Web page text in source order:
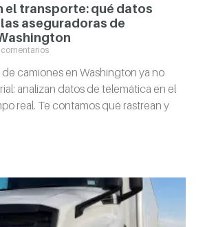
el transporte: qué datos
aseguradoras de
comentarios
camiones en Washington ya no
analizan datos de telemática en el
real. Te contamos qué rastrean y